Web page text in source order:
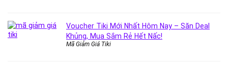
Voucher Tiki Mới Nhất Hôm Nay – Săn Deal
Khủng, Mua Sắm Rẻ Hết Nấc!
Mã Giảm Giá Tiki